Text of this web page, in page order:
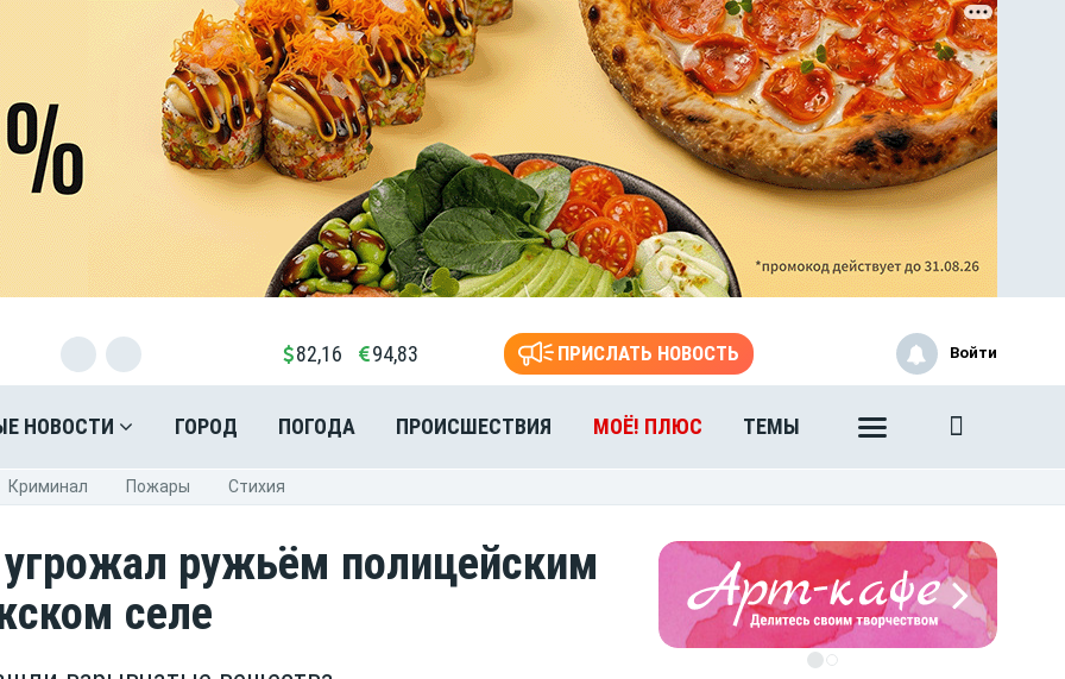
82,16 94,83 ПРИСЛАТЬ НОВОСТЬ
НОВОСТИ ГОРОД ПОГОДА ПРОИСШЕСТВИЯ МОЁ! ПЛЮС ТЕМЫ
Войти
Криминал Пожары Стихия
ружьём полицейским
селе
ЭТО БЫЛО В АФГАНЕ
воинов-интернационалистов